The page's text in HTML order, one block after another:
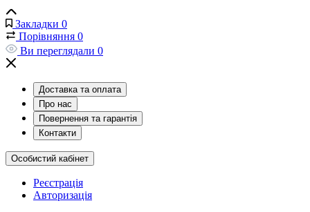
Закладки 0
Порівняння 0
Ви переглядали 0
Доставка та оплата
Про нас
Повернення та гарантія
Контакти
Особистий кабінет
Реєстрація
Авторизація